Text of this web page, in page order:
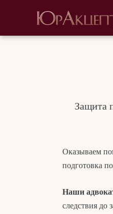
Защита
Оказываем
подготовка
Наши
следствия до